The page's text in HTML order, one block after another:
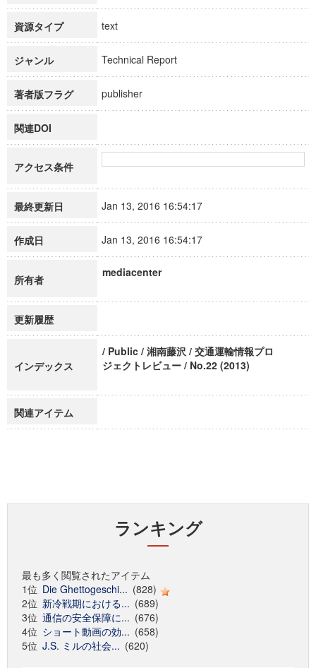
資源タイプ text
ジャンル Technical Report
著者版フラグ publisher
関連DOI
アクセス条件
最終更新日 Jan 13, 2016 16:54:17
作成日 Jan 13, 2016 16:54:17
所有者
mediacenter
更新履歴
インデックス
/ Public / 湘南藤沢 / 交通運輸情報プロ
ジェクトレビュー / No.22 (2013)
関連アイテム
ランキング
最も多く閲覧されたアイテム
1位 Die Ghettogeschi... (828)
2位 新冷戦期における... (689)
3位 通信の安全保障に... (676)
4位 ショート動画の効... (658)
5位 J.S. ミルの社会... (620)